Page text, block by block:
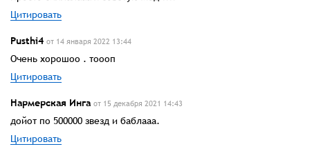
Цитировать
Pusthi4 от 14 января 2022 13:44
Очень хорошоо . тоооп
Цитировать
Нармерская Инга от 15 декабря 2021 14:43
дойот по 500000 звезд и баблааа.
Цитировать